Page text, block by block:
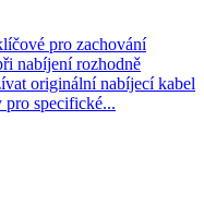
pro zachování
nabíjení rozhodně
originální nabíjecí kabel
pro specifické...